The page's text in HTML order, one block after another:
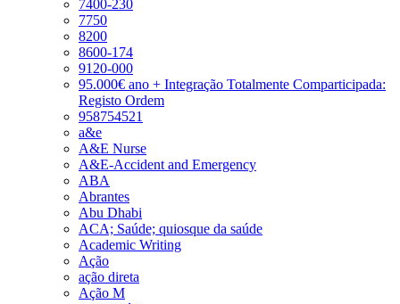
7400-230
7750
8200
8600-174
9120-000
95.000€ ano + Integração Totalmente Comparticipada:
Registo Ordem
958754521
a&e
A&E Nurse
A&E-Accident and Emergency
ABA
Abrantes
Abu Dhabi
ACA; Saúde; quiosque da saúde
Academic Writing
Ação
ação direta
Ação M